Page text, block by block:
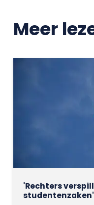
Meer
'Rechters
studentenzaken'